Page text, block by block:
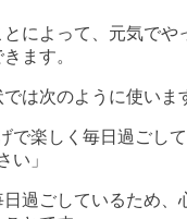
によって、元気でや
ます。
は次のように使いま
で楽しく毎日過ごし
い」
過ごしているため、